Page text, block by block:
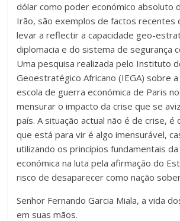
dólar como poder económico absoluto
Irão, são exemplos de factos recentes
levar a reflectir a capacidade geo-
diplomacia e do sistema de segurança
Uma pesquisa realizada pelo Instituto
Geoestratégico Africano (IEGA) sobre
escola de guerra económica de Paris
mensurar o impacto da crise que se
país. A situação actual não é de crise, é
que está para vir é algo imensurável,
utilizando os princípios fundamentais
económica na luta pela afirmação do
risco de desaparecer como nação
Senhor Fernando Garcia Miala, a vida
em suas mãos.